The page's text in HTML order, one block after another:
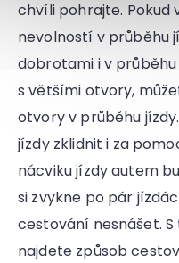
chvíli pohrajte. Pokud
nevolností v průběhu
dobrotami i v
s většími otvory,
otvory v průběhu
jízdy zklidnit i za
nácviku jízdy autem
si zvykne po pár
cestování nesnášet.
najdete způsob